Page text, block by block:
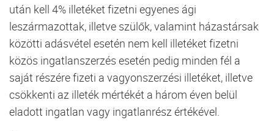
után kell 4% illetéket fizetni egyenes ági
leszármazottak, illetve szülők, valamint házastársak
közötti adásvétel esetén nem kell illetéket fizetni
közös ingatlanszerzés esetén pedig minden fél a
saját részére fizeti a vagyonszerzési illetéket, illetve
csökkenti az illeték mértékét a három éven belül
eladott ingatlan vagy ingatlanrész értékével.